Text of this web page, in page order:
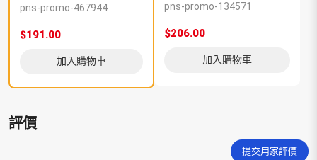
pns-promo-467944
$191.00
加入購物車
pns-promo-134571
$206.00
加入購物車
評價
提交用家評價